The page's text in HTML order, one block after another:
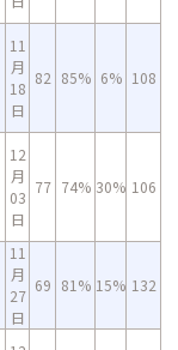
11
月
18
日
82 85% 6% 108
12
月
03
日
77 74% 30% 106
11
月
27
日
69 81% 15% 132